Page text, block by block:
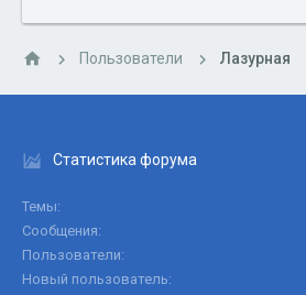
Пользователи Лазурная
Статистика форума
Темы
Сообщения
Пользователи
Новый пользователь